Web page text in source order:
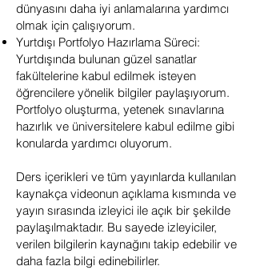
dünyasını daha iyi anlamalarına yardımcı
olmak için çalışıyorum.
Yurtdışı Portfolyo Hazırlama Süreci:
Yurtdışında bulunan güzel sanatlar
fakültelerine kabul edilmek isteyen
öğrencilere yönelik bilgiler paylaşıyorum.
Portfolyo oluşturma, yetenek sınavlarına
hazırlık ve üniversitelere kabul edilme gibi
konularda yardımcı oluyorum.
Ders içerikleri ve tüm yayınlarda kullanılan
kaynakça videonun açıklama kısmında ve
yayın sırasında izleyici ile açık bir şekilde
paylaşılmaktadır. Bu sayede izleyiciler,
verilen bilgilerin kaynağını takip edebilir ve
daha fazla bilgi edinebilirler.